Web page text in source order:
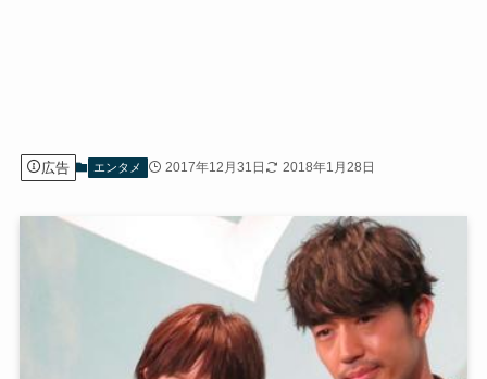
広告 エンタメ 2017年12月31日 2018年1月28日